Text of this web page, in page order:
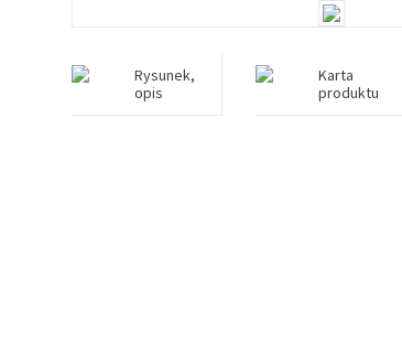
Rysunek,
opis
Karta
produktu